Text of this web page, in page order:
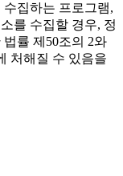
집하는 프로그램,
를 수집할 경우, 정
법률 제50조의 2와
처해질 수 있음을